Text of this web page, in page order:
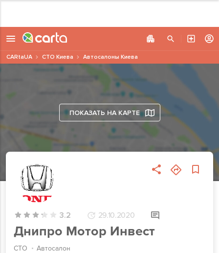
ПОКАЗАТЬ НА КАРТЕ
3.2 29.10.2020
Днипро Мотор Инвест
СТО Автосалон
CARtaUA СТО Киева Автосалоны Киева